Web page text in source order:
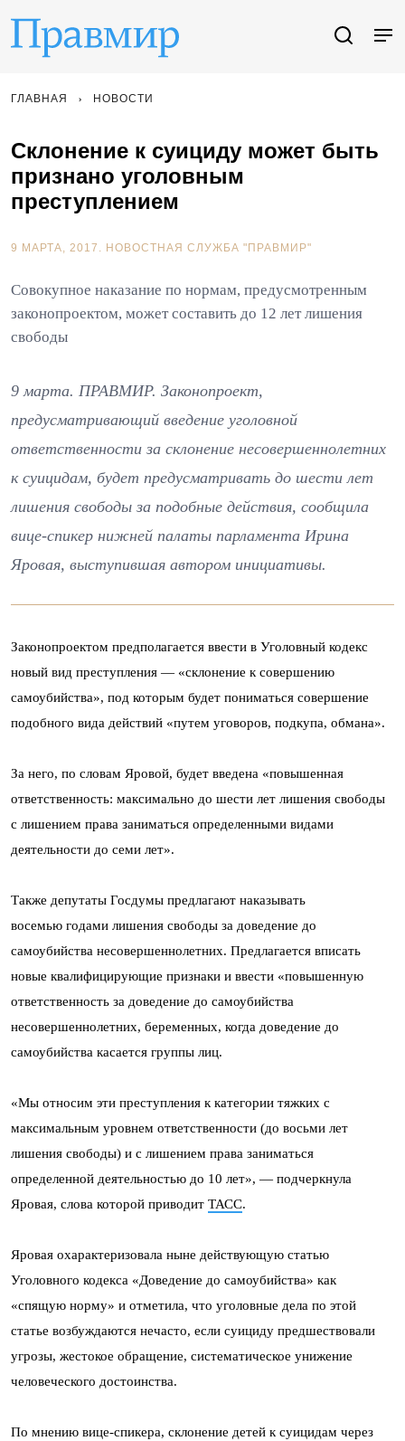
ГЛАВНАЯ НОВОСТИ
Склонение к суициду может быть
признано уголовным
преступлением
9 МАРТА, 2017. НОВОСТНАЯ СЛУЖБА "ПРАВМИР"
Совокупное наказание по нормам, предусмотренным
законопроектом, может составить до 12 лет лишения
свободы
9 марта. ПРАВМИР. Законопроект,
предусматривающий введение уголовной
ответственности за склонение несовершеннолетних
к суицидам, будет предусматривать до шести лет
лишения свободы за подобные действия, сообщила
вице-спикер нижней палаты парламента Ирина
Яровая, выступившая автором инициативы.
Законопроектом предполагается ввести в Уголовный кодекс
новый вид преступления — «склонение к совершению
самоубийства», под которым будет пониматься совершение
подобного вида действий «путем уговоров, подкупа, обмана».
За него, по словам Яровой, будет введена «повышенная
ответственность: максимально до шести лет лишения свободы
с лишением права заниматься определенными видами
деятельности до семи лет».
Также депутаты Госдумы предлагают наказывать
восемью годами лишения свободы за доведение до
самоубийства несовершеннолетних. Предлагается вписать
новые квалифицирующие признаки и ввести «повышенную
ответственность за доведение до самоубийства
несовершеннолетних, беременных, когда доведение до
самоубийства касается группы лиц.
«Мы относим эти преступления к категории тяжких с
максимальным уровнем ответственности (до восьми лет
лишения свободы) и с лишением права заниматься
определенной деятельностью до 10 лет», — подчеркнула
Яровая, слова которой приводит ТАСС.
Яровая охарактеризовала ныне действующую статью
Уголовного кодекса «Доведение до самоубийства» как
«спящую норму» и отметила, что уголовные дела по этой
статье возбуждаются нечасто, если суициду предшествовали
угрозы, жестокое обращение, систематическое унижение
человеческого достоинства.
По мнению вице-спикера, склонение детей к суицидам через